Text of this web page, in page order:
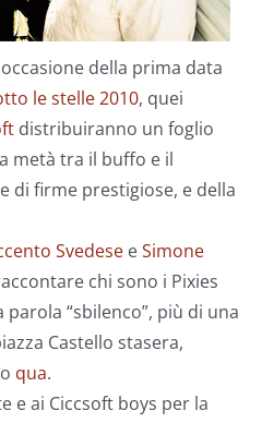
della prima data
le stelle 2010, quei
distribuiranno un foglio
metà tra il buffo e il
di firme prestigiose, e della
Svedese eSimone
chi sono i Pixies
“sbilenco”, più di una
Castello stasera,
qua.
e ai Ciccsoft boys per la